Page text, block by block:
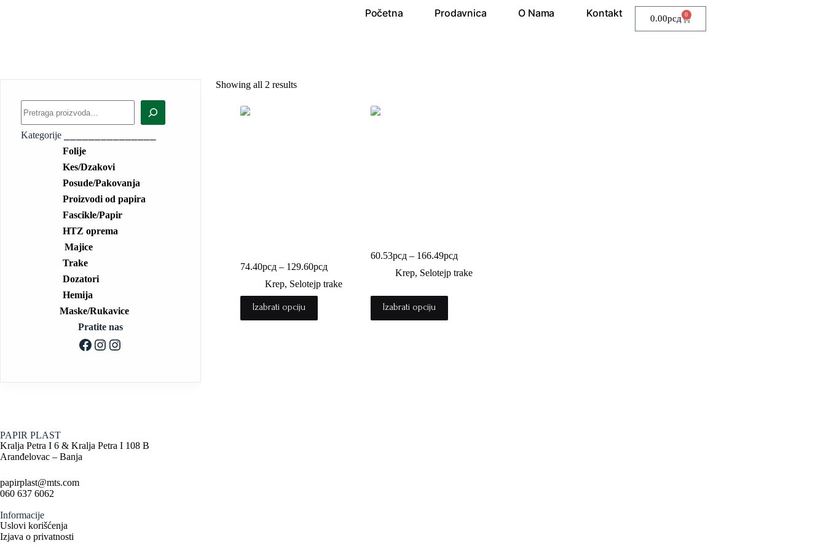
Početna Prodavnica O Nama Kontakt 0.00рсд 0
Showing all 2 results
74.40рсд – 129.60рсд
Krep, Selotejp trake
Izabrati opciju
60.53рсд – 166.49рсд
Krep, Selotejp trake
Izabrati opciju
Kategorije ⎯⎯⎯⎯⎯⎯⎯⎯⎯⎯⎯⎯⎯⎯⎯
Folije
Kes/Dzakovi
Posude/Pakovanja
Proizvodi od papira
Fascikle/Papir
HTZ oprema
Majice
Trake
Dozatori
Hemija
Maske/Rukavice
Pratite nas
PAPIR PLAST
Kralja Petra I 6 & Kralja Petra I 108 B
Aranđelovac – Banja
papirplast@mts.com
060 637 6062
Informacije
Uslovi korišćenja
Izjava o privatnosti